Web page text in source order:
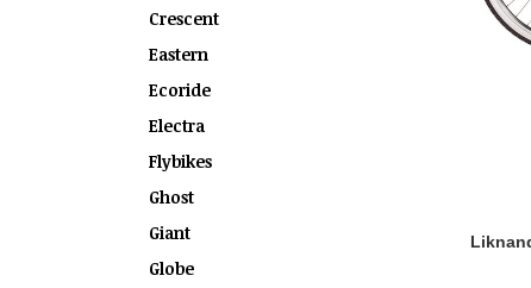
Crescent
Eastern
Ecoride
Electra
Flybikes
Ghost
Giant
Globe